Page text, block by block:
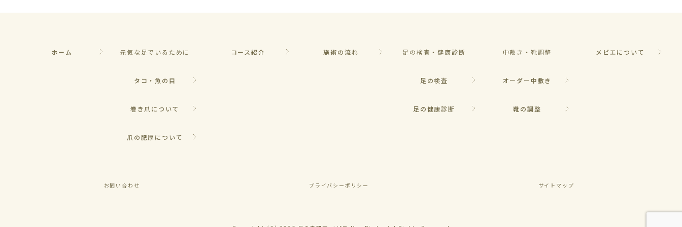
ホーム 元気な足でいるために
タコ・魚の目
巻き爪について
爪の肥厚について
コース紹介 施術の流れ 足の検査・健康診断
足の検査
足の健康診断
中敷き・靴調整
オーダー中敷き
靴の調整
メピエについて
お問い合わせ プライバシーポリシー サイトマップ